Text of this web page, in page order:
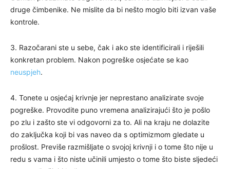
druge čimbenike. Ne mislite da bi nešto moglo biti izvan vaše
kontrole.
3. Razočarani ste u sebe, čak i ako ste identificirali i riješili
konkretan problem. Nakon pogreške osjećate se kao
neuspjeh.
4. Tonete u osjećaj krivnje jer neprestano analizirate svoje
pogreške. Provodite puno vremena analizirajući što je pošlo
po zlu i zašto ste vi odgovorni za to. Ali na kraju ne dolazite
do zaključka koji bi vas naveo da s optimizmom gledate u
prošlost. Previše razmišljate o svojoj krivnji i o tome što nije u
redu s vama i što niste učinili umjesto o tome što biste sljedeći